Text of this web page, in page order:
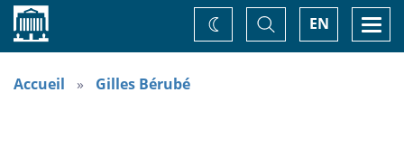
Accueil EN
Basculer
la
recherche
Changez
de
Accueil Gilles Bérubé